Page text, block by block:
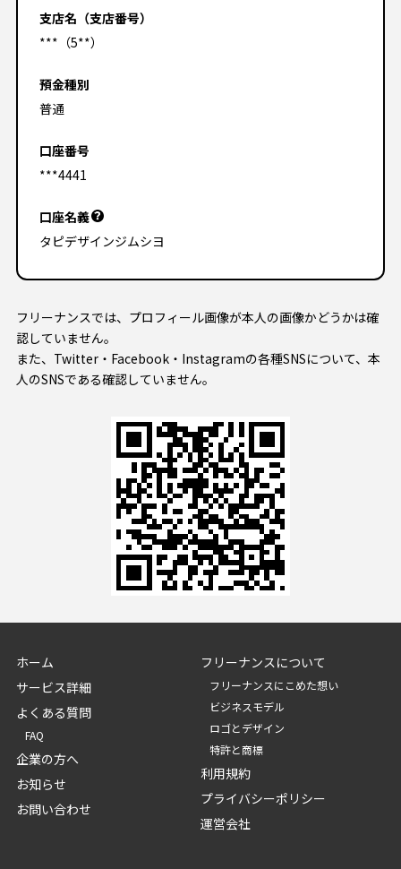
支店名（支店番号）
***（5**）
預金種別
普通
口座番号
***4441
口座名義
タピデザインジムシヨ
フリーナンスでは、プロフィール画像が本人の画像かどうかは確
認していません。
また、Twitter・Facebook・Instagramの各種SNSについて、本
人のSNSである確認していません。
ホーム
サービス詳細
よくある質問
FAQ
企業の方へ
お知らせ
お問い合わせ
フリーナンスについて
フリーナンスにこめた想い
ビジネスモデル
ロゴとデザイン
特許と商標
利用規約
プライバシーポリシー
運営会社